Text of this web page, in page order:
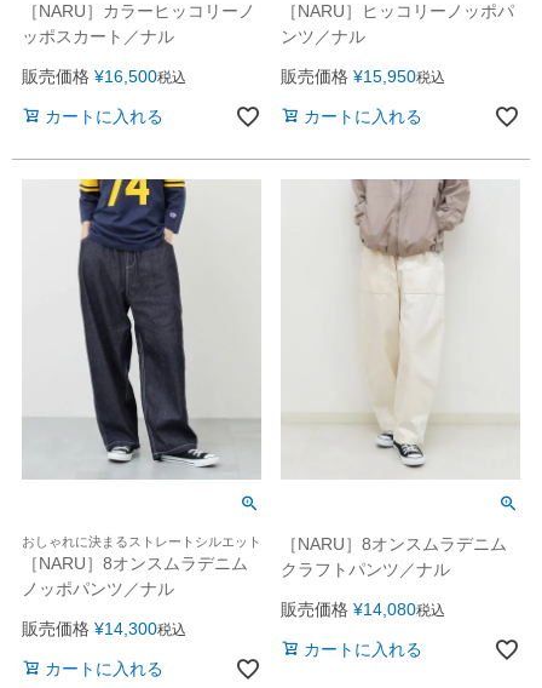
［NARU］カラーヒッコリーノ
ッポスカート／ナル
販売価格 ¥16,500税込
カートに入れる
［NARU］ヒッコリーノッポパ
ンツ／ナル
販売価格 ¥15,950税込
カートに入れる
おしゃれに決まるストレートシルエット
［NARU］8オンスムラデニム
ノッポパンツ／ナル
販売価格 ¥14,300税込
カートに入れる
［NARU］8オンスムラデニム
クラフトパンツ／ナル
販売価格 ¥14,080税込
カートに入れる